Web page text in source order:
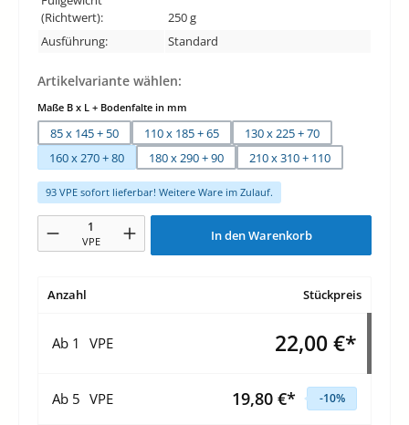
(Richtwert):
250 g
Ausführung:
Standard
Artikelvariante wählen:
Maße B x L + Bodenfalte in mm
85 x 145 + 50 110 x 185 + 65
130 x 225 + 70
160 x 270 + 80
180 x 290 + 90 210 x 310 + 110
93 VPE sofort lieferbar! Weitere Ware im Zulauf.
Produkt Anzahl: Gib den gewünschten Wert ein oder benutze die
VPE
In den Warenkorb
Anzahl Stückpreis
Ab 1 VPE 22,00 €*
Ab 5 VPE 19,80 €* -10%